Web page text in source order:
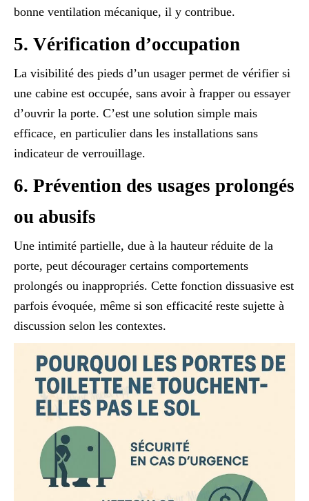
bonne ventilation mécanique, il y contribue.
5. Vérification d’occupation
La visibilité des pieds d’un usager permet de vérifier si
une cabine est occupée, sans avoir à frapper ou essayer
d’ouvrir la porte. C’est une solution simple mais
efficace, en particulier dans les installations sans
indicateur de verrouillage.
6. Prévention des usages prolongés
ou abusifs
Une intimité partielle, due à la hauteur réduite de la
porte, peut décourager certains comportements
prolongés ou inappropriés. Cette fonction dissuasive est
parfois évoquée, même si son efficacité reste sujette à
discussion selon les contextes.